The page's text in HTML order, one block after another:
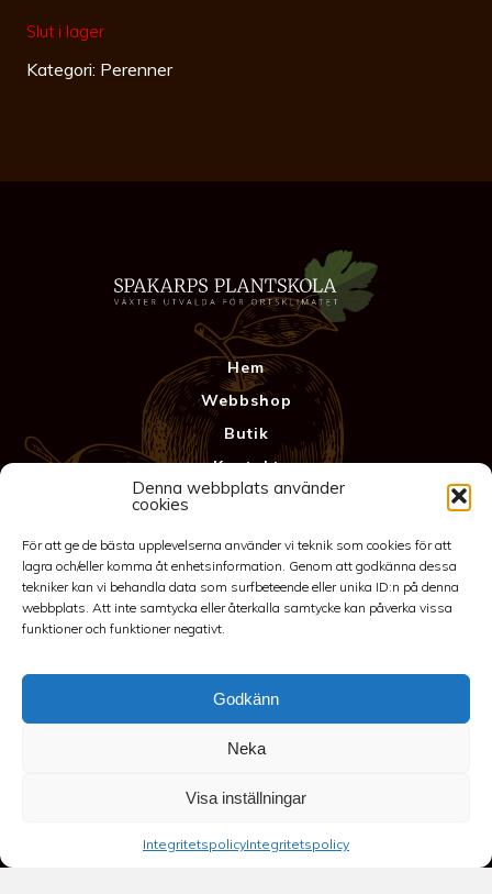
Denna webbplats använder
cookies
För att ge de bästa upplevelserna använder vi teknik som cookies för att
lagra och/eller komma åt enhetsinformation. Genom att godkänna dessa
tekniker kan vi behandla data som surfbeteende eller unika ID:n på denna
webbplats. Att inte samtycka eller återkalla samtycke kan påverka vissa
funktioner och funktioner negativt.
Godkänn
Neka
Visa inställningar
IntegritetspolicyIntegritetspolicy
Slut i lager
Kategori: Perenner
Hem
Webbshop
Butik
Kontakt
Anläggning
Integritetspolicy
©2026 Spakarps plantskola
- spakarp@outlook.com
Spakarp 1, 575 95